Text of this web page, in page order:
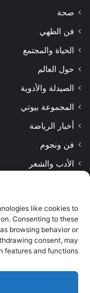
like cookies to
Consenting to these
browsing behavior or
consent, may
features and functions.
صحة
فن الطهي
الحياة والمجتمع
حول العالم
الصيدلة والأدوية
المجموعة بيوتي
أخبار الرياضة
فن ونجوم
الأدب والشعر
© حقوق النشر 2026، جميع
الرئيسية
من نحن